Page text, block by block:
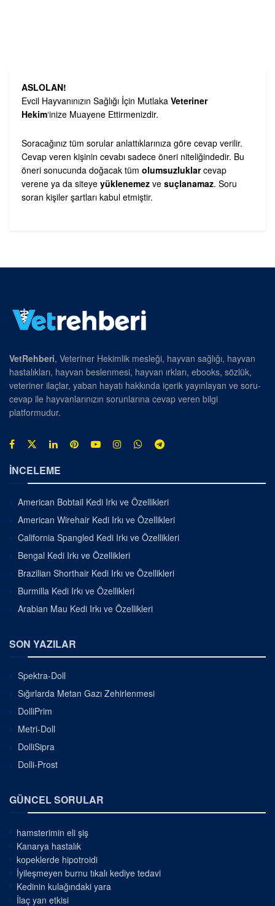
ASLOLAN!
Evcil Hayvanınızın Sağlığı İçin Mutlaka Veteriner
Hekim‘inize Muayene Ettirmenizdir.
Soracağınız tüm sorular anlattıklarınıza göre cevap verilir.
Cevap veren kişinin cevabı sadece öneri niteliğindedir. Bu
öneri sonucunda doğacak tüm olumsuzluklarcevap
verene ya da siteye yüklenemez ve suçlanamaz. Soru
soran kişiler şartları kabul etmiştir.
VetRehberi, Veteriner Hekimlik mesleği, hayvan sağlığı, hayvan
hastalıkları, hayvan beslenmesi, hayvan ırkları, ebooks, sözlük,
veteriner ilaçlar, yaban hayatı hakkında içerik yayınlayan ve soru-
cevap ile hayvanlarınızın sorunlarına cevap veren bilgi
platformudur.
İNCELEME
American Bobtail Kedi Irkı ve Özellikleri
American Wirehair Kedi Irkı ve Özellikleri
California Spangled Kedi Irkı ve Özellikleri
Bengal Kedi Irkı ve Özellikleri
Brazilian Shorthair Kedi Irkı ve Özellikleri
Burmilla Kedi Irkı ve Özellikleri
Arabian Mau Kedi Irkı ve Özellikleri
SON YAZILAR
Spektra-Doll
Sığırlarda Metan Gazı Zehirlenmesi
DolliPrim
Metri-Doll
DolliSipra
Dolli-Prost
GÜNCEL SORULAR
hamsterimin eli şiş
Kanarya hastalık
kopeklerde hipotroidi
İyileşmeyen burnu tıkalı kediye tedavi
Kedinin kulağındaki yara
İlaç yan etkisi